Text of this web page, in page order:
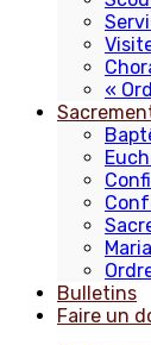
«
Bulletins
Faire un